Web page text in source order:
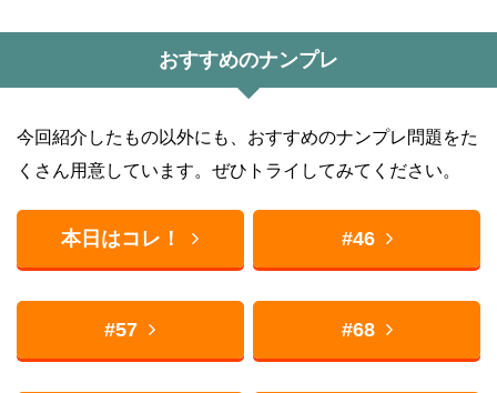
おすすめのナンプレ
今回紹介したもの以外にも、おすすめのナンプレ問題をた
くさん用意しています。ぜひトライしてみてください。
本日はコレ！ #46
#57 #68